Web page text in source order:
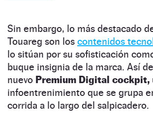
Sin embargo, lo más destacado
Touareg son los contenidos
lo sitúan por su sofisticación
buque insignia de la marca. Así
nuevo Premium Digital cockpit,
infoentrenimiento que se grupa
corrida a lo largo del salpicadero.